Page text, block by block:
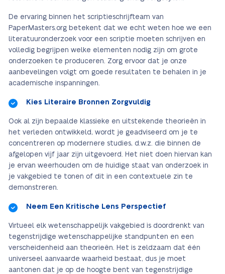
De ervaring binnen het scriptieschrijfteam van
PaperMasters.org betekent dat we echt weten hoe we een
literatuuronderzoek voor een scriptie moeten schrijven en
volledig begrijpen welke elementen nodig zijn om grote
onderzoeken te produceren. Zorg ervoor dat je onze
aanbevelingen volgt om goede resultaten te behalen in je
academische inspanningen.
Kies Literaire Bronnen Zorgvuldig
Ook al zijn bepaalde klassieke en uitstekende theorieën in
het verleden ontwikkeld, wordt je geadviseerd om je te
concentreren op modernere studies, d.w.z. die binnen de
afgelopen vijf jaar zijn uitgevoerd. Het niet doen hiervan kan
je ervan weerhouden om de huidige staat van onderzoek in
je vakgebied te tonen of dit in een contextuele zin te
demonstreren.
Neem Een Kritische Lens Perspectief
Virtueel elk wetenschappelijk vakgebied is doordrenkt van
tegenstrijdige wetenschappelijke standpunten en een
verscheidenheid aan theorieën. Het is zeldzaam dat één
universeel aanvaarde waarheid bestaat, dus je moet
aantonen dat je op de hoogte bent van tegenstrijdige